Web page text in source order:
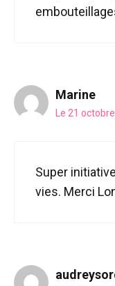
Marine
Le 21
Super
vies. Merci